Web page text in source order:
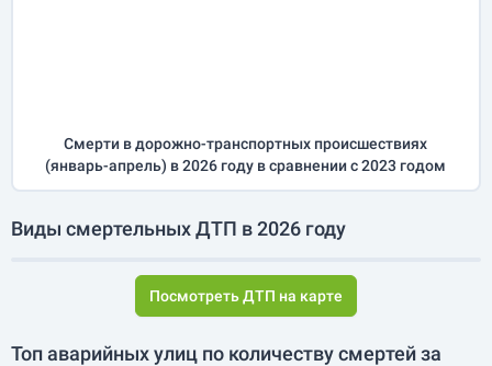
Смерти в дорожно-транспортных происшествиях
(январь-апрель) в 2026 году в сравнении с 2023 годом
Виды смертельных ДТП в 2026 году
Посмотреть ДТП на карте
Топ аварийных улиц по количеству смертей за